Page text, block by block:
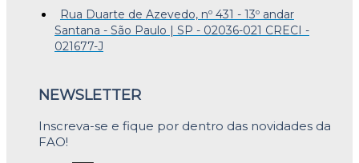
Rua Duarte de Azevedo, nº 431 - 13º andar
Santana - São Paulo | SP - 02036-021 CRECI -
021677-J
NEWSLETTER
Inscreva-se e fique por dentro das novidades da
FAO!